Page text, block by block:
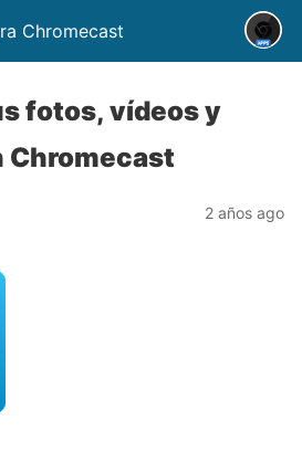
Chromecast
fotos, vídeos y
Chromecast
2 años ago